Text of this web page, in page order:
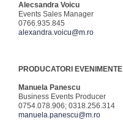
Alecsandra Voicu
Events Sales Manager
0766.935.845
alexandra.voicu@m.ro
PRODUCATORI EVENIMENTE
Manuela Panescu
Business Events Producer
0754.078.906; 0318.256.314
manuela.panescu@m.ro